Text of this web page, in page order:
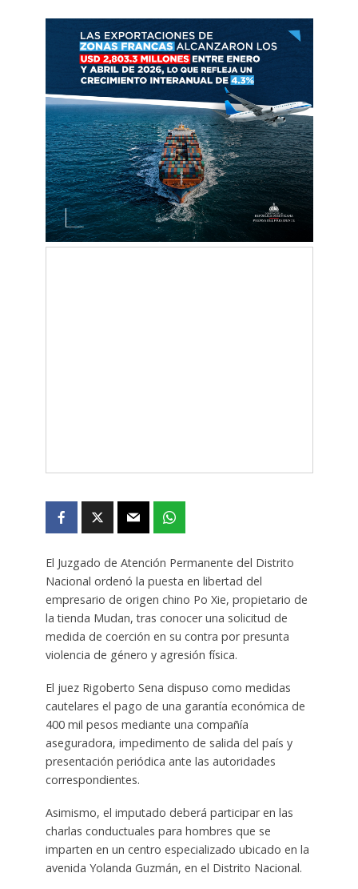
El Juzgado de Atención Permanente del Distrito
Nacional ordenó la puesta en libertad del
empresario de origen chino Po Xie, propietario de
la tienda Mudan, tras conocer una solicitud de
medida de coerción en su contra por presunta
violencia de género y agresión física.
El juez Rigoberto Sena dispuso como medidas
cautelares el pago de una garantía económica de
400 mil pesos mediante una compañía
aseguradora, impedimento de salida del país y
presentación periódica ante las autoridades
correspondientes.
Asimismo, el imputado deberá participar en las
charlas conductuales para hombres que se
imparten en un centro especializado ubicado en la
avenida Yolanda Guzmán, en el Distrito Nacional.